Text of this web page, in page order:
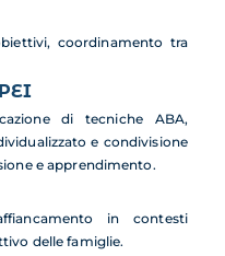
coordinamento tra
di tecniche ABA,
e condivisione
e apprendimento.
in contesti
delle famiglie.